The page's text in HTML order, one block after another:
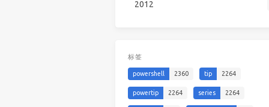
2012
标签
powershell 2360 tip 2264
powertip 2264 series 2264